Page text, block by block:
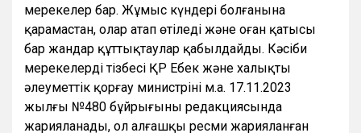
мерекелер бар. Жұмыс күндері болғанына
қарамастан, олар атап өтіледі және оған қатысы
бар жандар құттықтаулар қабылдайды. Кәсіби
мерекелердің тізбесі ҚР Еңбек және халықты
әлеуметтік қорғау министрінің м.а. 17.11.2023
жылғы №480 бұйрығының редакциясында
жарияланады, ол алғашқы ресми жарияланған